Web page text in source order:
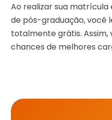
Ao realizar sua matrícula
de pós-graduação, você
totalmente grátis. Assim,
chances de melhores